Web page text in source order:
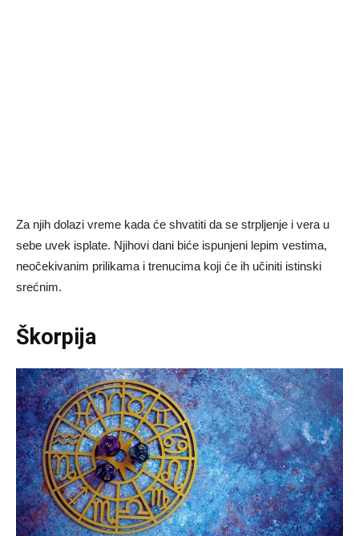
Za njih dolazi vreme kada će shvatiti da se strpljenje i vera u
sebe uvek isplate. Njihovi dani biće ispunjeni lepim vestima,
neočekivanim prilikama i trenucima koji će ih učiniti istinski
srećnim.
Škorpija